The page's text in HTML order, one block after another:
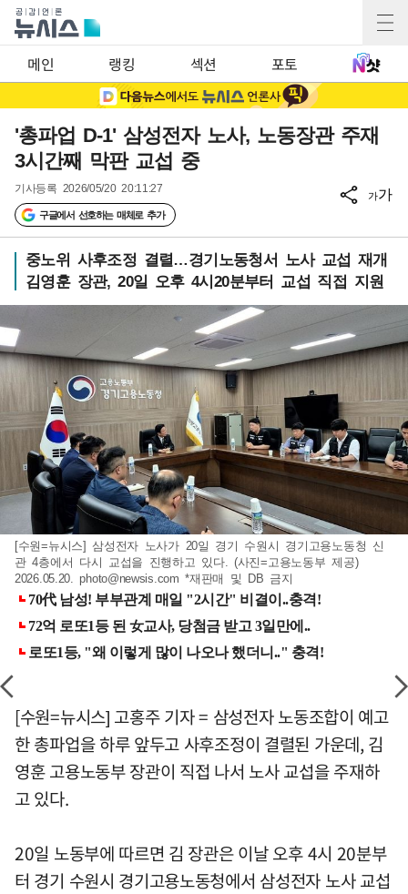
메인 랭킹 섹션 포토
'총파업 D-1' 삼성전자 노사, 노동장관 주재
3시간째 막판 교섭 중
기사등록 2026/05/20 20:11:27
구글에서 선호하는 매체로 추가
가가
중노위 사후조정 결렬…경기노동청서 노사 교섭 재개
김영훈 장관, 20일 오후 4시20분부터 교섭 직접 지원
[수원=뉴시스] 삼성전자 노사가 20일 경기 수원시 경기고용노동청 신
관 4층에서 다시 교섭을 진행하고 있다. (사진=고용노동부 제공)
2026.05.20.photo@newsis.com *재판매 및 DB 금지
[수원=뉴시스] 고홍주 기자 = 삼성전자 노동조합이 예고
한 총파업을 하루 앞두고 사후조정이 결렬된 가운데, 김
영훈 고용노동부 장관이 직접 나서 노사 교섭을 주재하
고 있다.
20일 노동부에 따르면 김 장관은 이날 오후 4시 20분부
터 경기 수원시 경기고용노동청에서 삼성전자 노사 교섭